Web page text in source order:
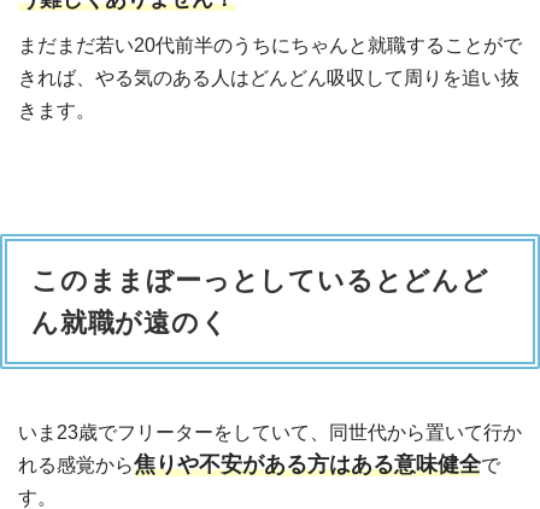
まだまだ若い20代前半のうちにちゃんと就職することがで
きれば、やる気のある人はどんどん吸収して周りを追い抜
きます。
このままぼーっとしているとどんど
ん就職が遠のく
いま23歳でフリーターをしていて、同世代から置いて行か
れる感覚から焦りや不安がある方はある意味健全で
す。